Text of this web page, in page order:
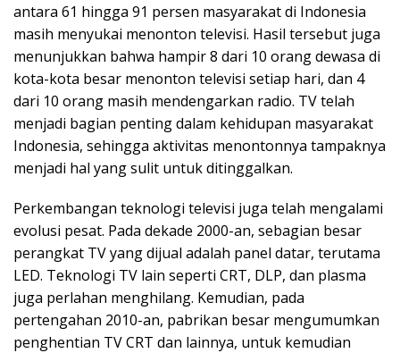
antara 61 hingga 91 persen masyarakat di Indonesia
masih menyukai menonton televisi. Hasil tersebut juga
menunjukkan bahwa hampir 8 dari 10 orang dewasa di
kota-kota besar menonton televisi setiap hari, dan 4
dari 10 orang masih mendengarkan radio. TV telah
menjadi bagian penting dalam kehidupan masyarakat
Indonesia, sehingga aktivitas menontonnya tampaknya
menjadi hal yang sulit untuk ditinggalkan.
Perkembangan teknologi televisi juga telah mengalami
evolusi pesat. Pada dekade 2000-an, sebagian besar
perangkat TV yang dijual adalah panel datar, terutama
LED. Teknologi TV lain seperti CRT, DLP, dan plasma
juga perlahan menghilang. Kemudian, pada
pertengahan 2010-an, pabrikan besar mengumumkan
penghentian TV CRT dan lainnya, untuk kemudian